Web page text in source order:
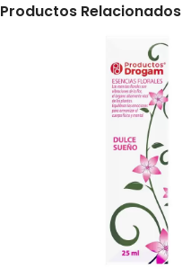
Productos Relacionados